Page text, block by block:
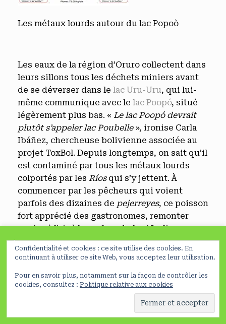
Les métaux lourds autour du lac Popoò
Les eaux de la région d’Oruro collectent dans
leurs sillons tous les déchets miniers avant
de se déverser dans le lac Uru-Uru, qui lui-
même communique avec le lac Poopó, situé
légèrement plus bas. « Le lac Poopó devrait
plutôt s’appeler lac Poubelle», ironise Carla
Ibáñez, chercheuse bolivienne associée au
projet ToxBol. Depuis longtemps, on sait qu’il
est contaminé par tous les métaux lourds
colportés par les Ríosqui s’y jettent. À
commencer par les pêcheurs qui voient
parfois des dizaines de pejerreyes, ce poisson
fort apprécié des gastronomes, remonter
ventre à l’air à la surface du lac ! Le lien avec
l’activité minière semble évident, mais il est
difficile à quantifier précisément, du fait de
Le lac fournit en tout cas un bon modèle
d’étude d’exposition aux métaux lourds.
À lire avant de poursuivre
En poursuivant votre navigation sur ce site, vous acceptez
statistiques et d’études d’usage
Préferences
Confidentialité et cookies : ce site utilise des cookies. En
continuant à utiliser ce site Web, vous acceptez leur utilisation.
Pour en savoir plus, notamment sur la façon de contrôler les
cookies, consultez : Politique relative aux cookies